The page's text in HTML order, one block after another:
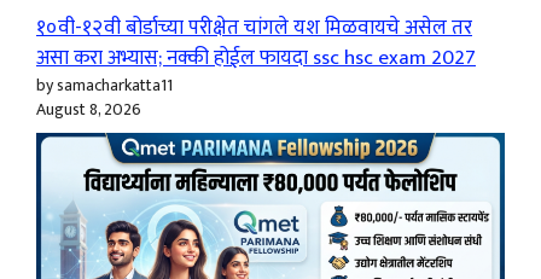
१०वी-१२वी बोर्डाच्या परीक्षेत चांगले यश मिळवायचे असेल तर
असा करा अभ्यास; नक्की होईल फायदा ssc hsc exam 2027
by samacharkatta11
August 8, 2026